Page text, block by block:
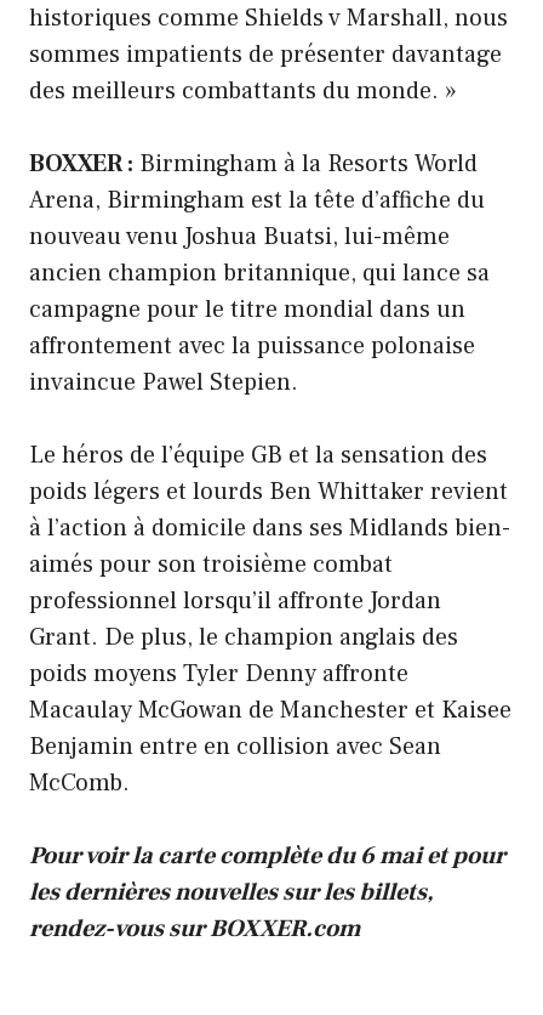
historiques comme Shields v Marshall, nous
sommes impatients de présenter davantage
des meilleurs combattants du monde. »
BOXXER : Birmingham à la Resorts World
Arena, Birmingham est la tête d’affiche du
nouveau venu Joshua Buatsi, lui-même
ancien champion britannique, qui lance sa
campagne pour le titre mondial dans un
affrontement avec la puissance polonaise
invaincue Pawel Stepien.
Le héros de l’équipe GB et la sensation des
poids légers et lourds Ben Whittaker revient
à l’action à domicile dans ses Midlands bien-
aimés pour son troisième combat
professionnel lorsqu’il affronte Jordan
Grant. De plus, le champion anglais des
poids moyens Tyler Denny affronte
Macaulay McGowan de Manchester et Kaisee
Benjamin entre en collision avec Sean
McComb.
Pour voir la carte complète du 6 mai et pour
les dernières nouvelles sur les billets,
rendez-vous sur BOXXER.com